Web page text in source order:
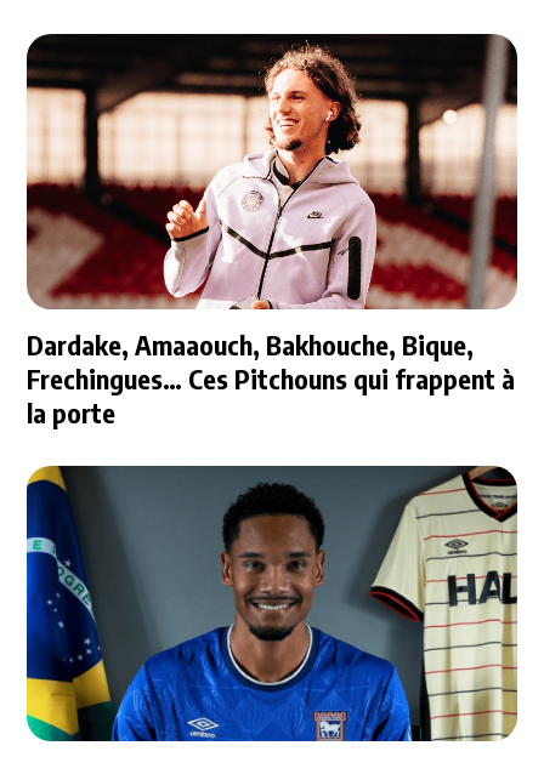
Dardake, Amaaouch, Bakhouche, Bique,
Frechingues… Ces Pitchouns qui frappent à
la porte